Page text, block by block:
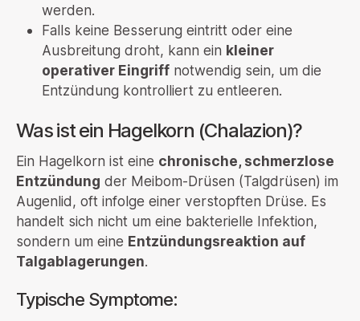
werden.
Falls keine Besserung eintritt oder eine
Ausbreitung droht, kann ein kleiner
operativer Eingriff notwendig sein, um die
Entzündung kontrolliert zu entleeren.
Was ist ein Hagelkorn (Chalazion)?
Ein Hagelkorn ist eine chronische, schmerzlose
Entzündung der Meibom-Drüsen (Talgdrüsen) im
Augenlid, oft infolge einer verstopften Drüse. Es
handelt sich nicht um eine bakterielle Infektion,
sondern um eine Entzündungsreaktion auf
Talgablagerungen.
Typische Symptome: